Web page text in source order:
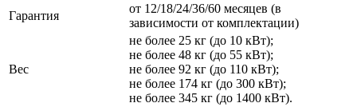
Гарантия
от 12/18/24/36/60 месяцев (в
зависимости от комплектации)
Вес
не более 25 кг (до 10 кВт);
не более 48 кг (до 55 кВт);
не более 92 кг (до 110 кВт);
не более 174 кг (до 300 кВт);
не более 345 кг (до 1400 кВт).